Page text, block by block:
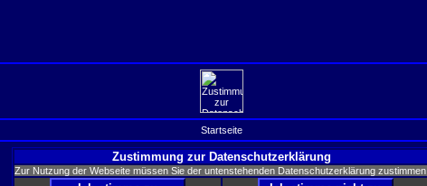
Startseite
Zustimmung zur Datenschutzerklärung
Zur Nutzung der Webseite müssen Sie der untenstehenden Datenschutzerklärung zustimmen.